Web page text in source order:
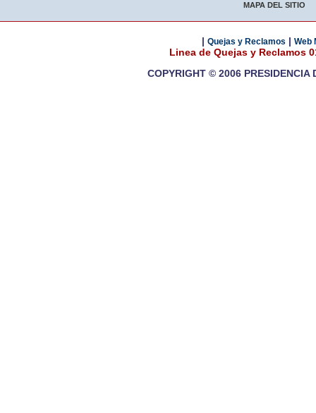
MAPA DEL SITIO
| Quejas y Reclamos | Web
Linea de Quejas y Reclamos
COPYRIGHT © 2006 PRESIDENCIA